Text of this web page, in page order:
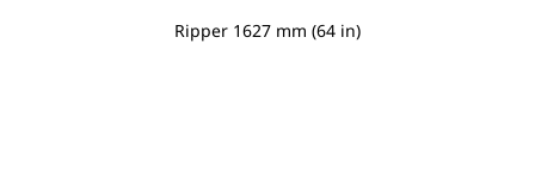
Ripper 1627 mm (64 in)